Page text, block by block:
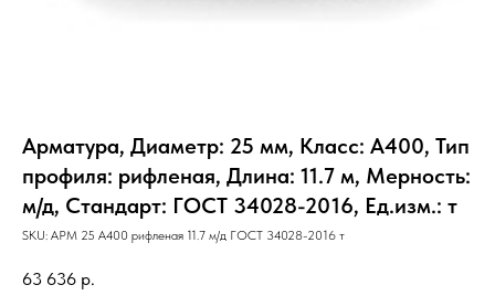
Арматура, Диаметр: 25 мм, Класс: А400, Тип
профиля: рифленая, Длина: 11.7 м, Мерность:
м/д, Стандарт: ГОСТ 34028-2016, Ед.изм.: т
SKU: АРМ 25 А400 рифленая 11.7 м/д ГОСТ 34028-2016 т
63 636 р.